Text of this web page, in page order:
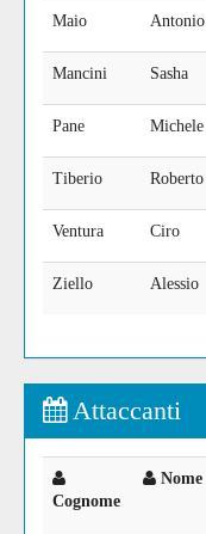
Maio Antonio
Mancini Sasha
Pane Michele
Tiberio Roberto
Ventura Ciro
Ziello Alessio
Attaccanti
Cognome
Nome